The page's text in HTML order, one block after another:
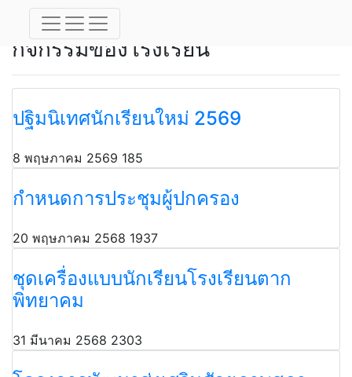
กิจกรรมของโรงเรียน
กิจกรรมของโรงเรียน
ปฐิมนิเทศนักเรียนใหม่ 2569
8 พฤษภาคม 2569 185
กำหนดการประชุมผู้ปกครอง
20 พฤษภาคม 2568 1937
ชุดเครื่องแบบนักเรียนโรงเรียนตาก
พิทยาคม
31 มีนาคม 2568 2303